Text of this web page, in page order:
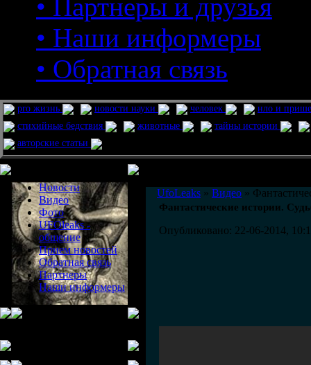
• Партнеры и друзья
• Наши информеры
• Обратная связь
pro жизнь новости науки человек
нло и
стихийные бедствия
животные
тайны истории
авторские статьи
Новости
Видео
Фото
UFOleaks -
общение
Прием новостей
Обратная связь
Партнеры
Наши информеры
UfoLeaks » Видео »
Фантастические истории.
Опубликовано: 22-06-2014,